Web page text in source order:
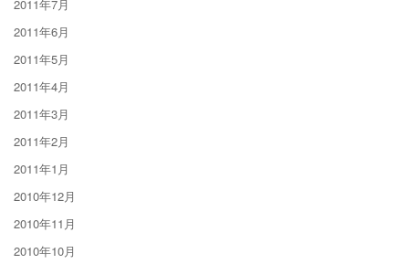
2011年7月
2011年6月
2011年5月
2011年4月
2011年3月
2011年2月
2011年1月
2010年12月
2010年11月
2010年10月